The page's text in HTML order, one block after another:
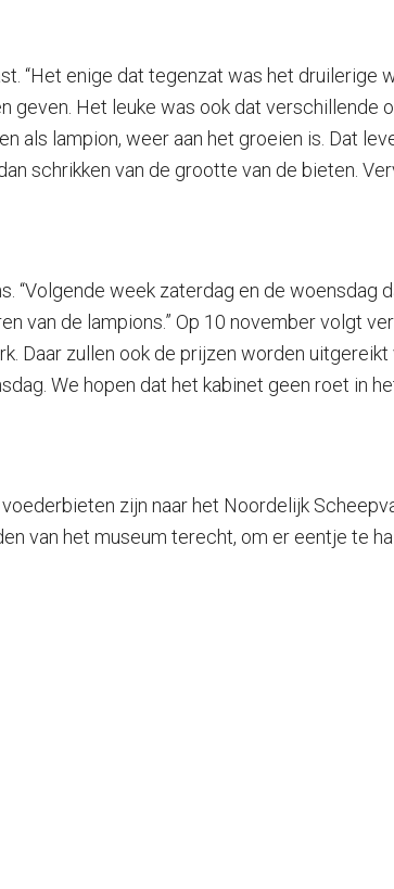
“Het enige dat tegenzat was het druilerige
geven. Het leuke was ook dat verschillende
als lampion, weer aan het groeien is. Dat
schrikken van de grootte van de bieten.
week zaterdag en de woensdag
van de lampions.” Op 10 november volgt
Daar zullen ook de prijzen worden
We hopen dat het kabinet geen roet in
zijn naar het Noordelijk
van het museum terecht, om er eentje te